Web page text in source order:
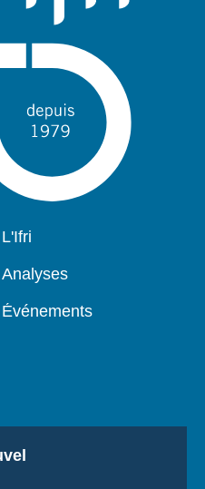
Navigation
L'Ifri
Analyses
Événements